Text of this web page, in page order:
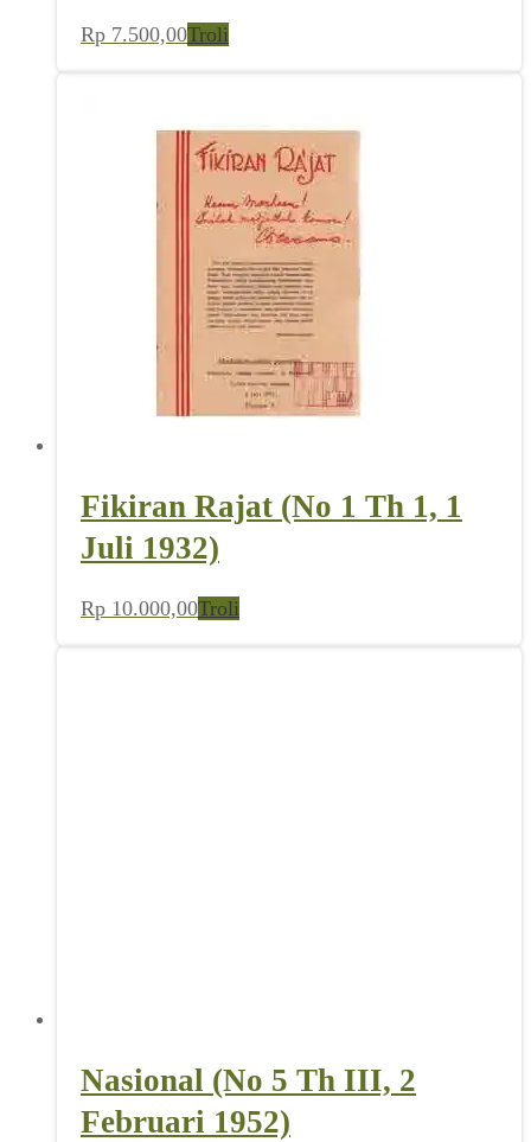
Rp 7.500,00Troli
Fikiran Rajat (No 1 Th 1, 1
Juli 1932)
Rp 10.000,00Troli
Nasional (No 5 Th III, 2
Februari 1952)